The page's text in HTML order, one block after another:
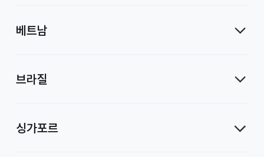
베트남
브라질
싱가포르